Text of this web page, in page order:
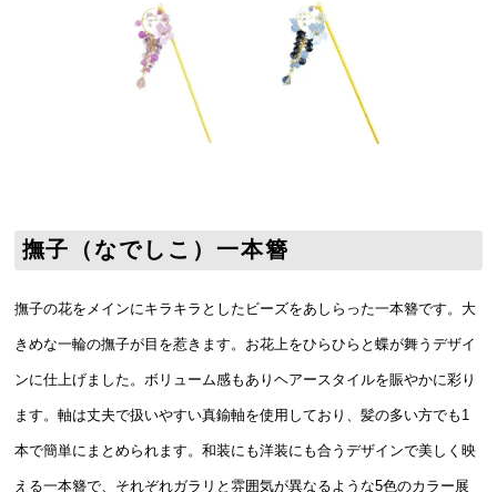
撫子（なでしこ）一本簪
撫子の花をメインにキラキラとしたビーズをあしらった一本簪です。大
きめな一輪の撫子が目を惹きます。お花上をひらひらと蝶が舞うデザイ
ンに仕上げました。ボリューム感もありヘアースタイルを賑やかに彩り
ます。軸は丈夫で扱いやすい真鍮軸を使用しており、髪の多い方でも1
本で簡単にまとめられます。和装にも洋装にも合うデザインで美しく映
える一本簪で、それぞれガラリと雰囲気が異なるような5色のカラー展